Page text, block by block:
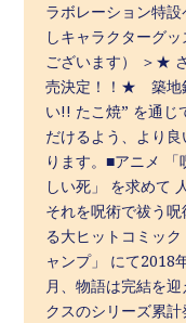
ラボレーション特
しキャラクターグ
ございます） ＞★
売決定！！★ 築地
い!! たこ焼” を通じ
だけるよう、より
ります。■アニメ
しい死」 を求めて
それを呪術で祓う
る大ヒットコミッ
ャンプ」 にて2018
月、物語は完結を
クスのシリーズ累